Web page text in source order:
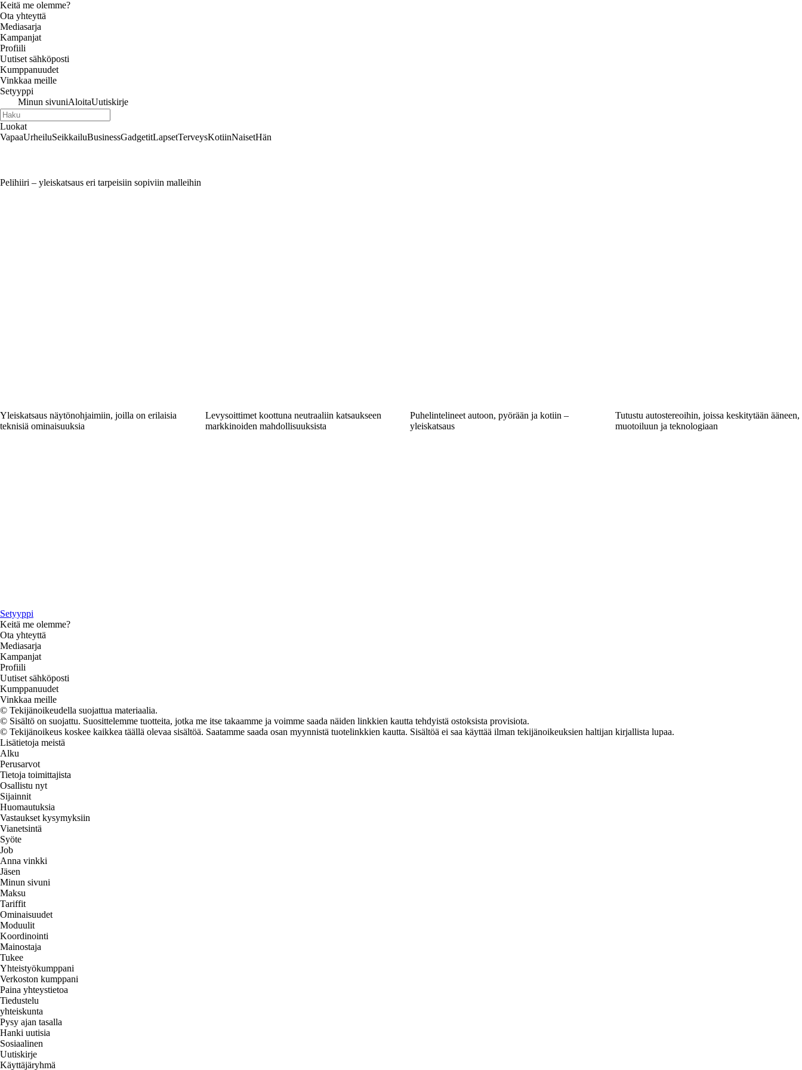
Keitä me olemme?
Ota yhteyttä
Mediasarja
Kampanjat
Profiili
Uutiset sähköposti
Kumppanuudet
Vinkkaa meille
Setyyppi
Minun sivuniAloitaUutiskirje
Luokat
VapaaUrheiluSeikkailuBusinessGadgetitLapsetTerveysKotiinNaisetHän
Pelihiiri – yleiskatsaus eri tarpeisiin sopiviin malleihin
Yleiskatsaus näytönohjaimiin, joilla on erilaisia
teknisiä ominaisuuksia
Levysoittimet koottuna neutraaliin katsaukseen
markkinoiden mahdollisuuksista
Puhelintelineet autoon, pyörään ja kotiin –
yleiskatsaus
Tutustu autostereoihin, joissa keskitytään ääneen,
muotoiluun ja teknologiaan
Setyyppi
Keitä me olemme?
Ota yhteyttä
Mediasarja
Kampanjat
Profiili
Uutiset sähköposti
Kumppanuudet
Vinkkaa meille
© Tekijänoikeudella suojattua materiaalia.
© Sisältö on suojattu. Suosittelemme tuotteita, jotka me itse takaamme ja voimme saada näiden linkkien kautta tehdyistä ostoksista provisiota.
© Tekijänoikeus koskee kaikkea täällä olevaa sisältöä. Saatamme saada osan myynnistä tuotelinkkien kautta. Sisältöä ei saa käyttää ilman tekijänoikeuksien haltijan kirjallista lupaa.
Lisätietoja meistä
Alku
Perusarvot
Tietoja toimittajista
Osallistu nyt
Sijainnit
Huomautuksia
Vastaukset kysymyksiin
Vianetsintä
Syöte
Job
Anna vinkki
Jäsen
Minun sivuni
Maksu
Tariffit
Ominaisuudet
Moduulit
Koordinointi
Mainostaja
Tukee
Yhteistyökumppani
Verkoston kumppani
Paina yhteystietoa
Tiedustelu
yhteiskunta
Pysy ajan tasalla
Hanki uutisia
Sosiaalinen
Uutiskirje
Käyttäjäryhmä